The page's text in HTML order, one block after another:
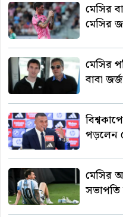
মেসির
মেসির
মেসির
বাবা
পড়লেন
মেসির
সভাপতি